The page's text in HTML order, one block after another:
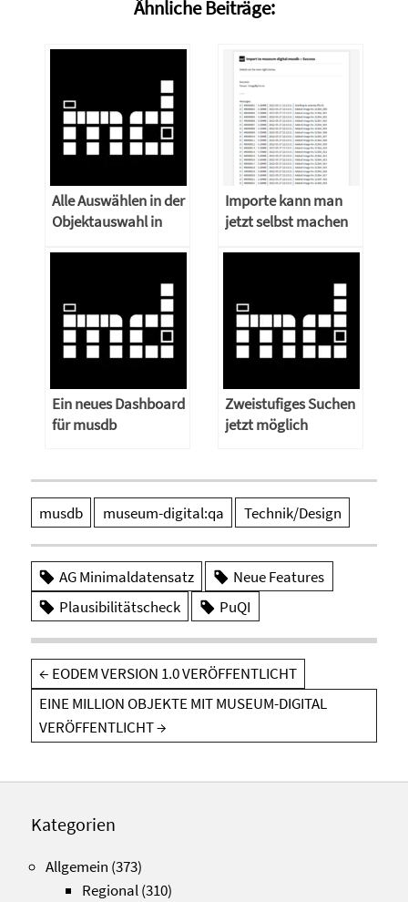
Ähnliche Beiträge:
Alle Auswählen in der
Objektauswahl in
Importe kann man
jetzt selbst machen
Ein neues Dashboard
für musdb
Zweistufiges Suchen
jetzt möglich
musdb museum-digital:qa Technik/Design
AG Minimaldatensatz
Neue Features
Plausibilitätscheck
PuQI
Beitragsnavigation
← EODEM VERSION 1.0 VERÖFFENTLICHT
EINE MILLION OBJEKTE MIT MUSEUM-DIGITAL
VERÖFFENTLICHT→
Kategorien
Allgemein (373)
Regional(310)